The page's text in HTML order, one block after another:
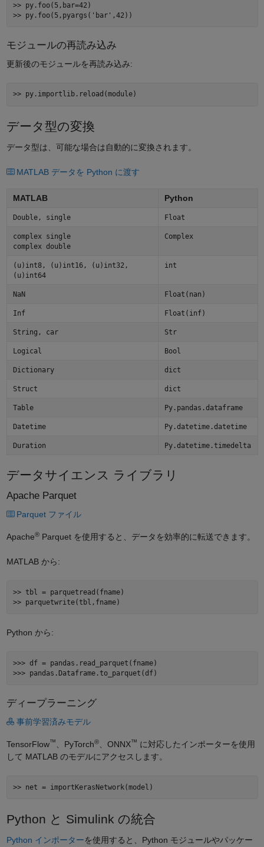
>> py.foo(5,bar=42)
モジュールの再読み込み
更新後のモジュールを再読み込み:
データ型の変換
データ型は、可能な場合は自動的に変換されます。
MATLAB データを Python に渡す
MATLAB Python
Double, single Float
complex single
complex double
Complex
(u)int8, (u)int16, (u)int32,
(u)int64
int
NaN Float(nan)
Inf Float(inf)
String, car Str
Logical Bool
Dictionary dict
Struct dict
Table Py.pandas.dataframe
Datetime Py.datetime.datetime
Duration Py.datetime.timedelta
データサイエンス ライブラリ
Apache Parquet
Parquet ファイル
Apache®Parquet を使用すると、データを効率的に転送できます。
MATLAB から:
>> tbl = parquetread(fname)
Python から:
>>> df = pandas.read_parquet(fname)
ディープラーニング
事前学習済みモデル
TensorFlow™ 、PyTorch®、ONNX™ に対応したインポーターを使用
して MATLAB のモデルにアクセスします。
Python と Simulink の統合
Python インポーターを使用すると、Python モジュールやパッケー